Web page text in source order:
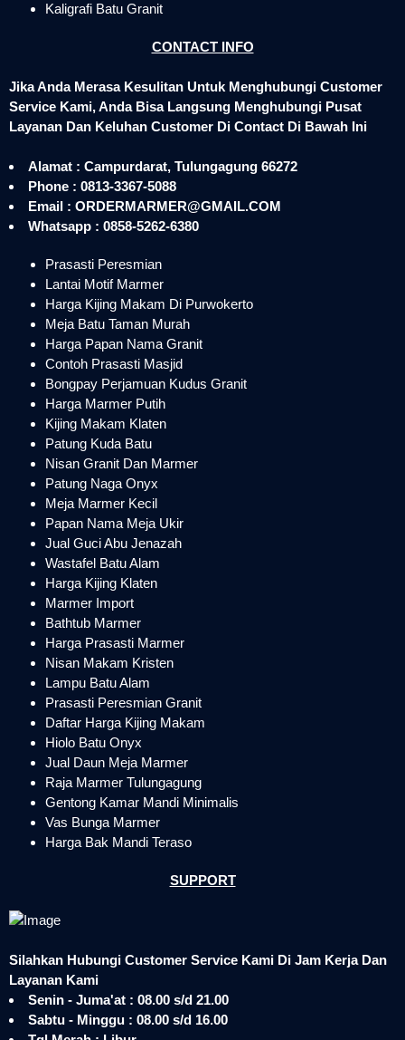
Kaligrafi Batu Granit
CONTACT INFO
Jika Anda Merasa Kesulitan Untuk Menghubungi Customer
Service Kami, Anda Bisa Langsung Menghubungi Pusat
Layanan Dan Keluhan Customer Di Contact Di Bawah Ini
Alamat : Campurdarat, Tulungagung 66272
Phone : 0813-3367-5088
Email : ORDERMARMER@GMAIL.COM
Whatsapp : 0858-5262-6380
Prasasti Peresmian
Lantai Motif Marmer
Harga Kijing Makam Di Purwokerto
Meja Batu Taman Murah
Harga Papan Nama Granit
Contoh Prasasti Masjid
Bongpay Perjamuan Kudus Granit
Harga Marmer Putih
Kijing Makam Klaten
Patung Kuda Batu
Nisan Granit Dan Marmer
Patung Naga Onyx
Meja Marmer Kecil
Papan Nama Meja Ukir
Jual Guci Abu Jenazah
Wastafel Batu Alam
Harga Kijing Klaten
Marmer Import
Bathtub Marmer
Harga Prasasti Marmer
Nisan Makam Kristen
Lampu Batu Alam
Prasasti Peresmian Granit
Daftar Harga Kijing Makam
Hiolo Batu Onyx
Jual Daun Meja Marmer
Raja Marmer Tulungagung
Gentong Kamar Mandi Minimalis
Vas Bunga Marmer
Harga Bak Mandi Teraso
SUPPORT
Silahkan Hubungi Customer Service Kami Di Jam Kerja Dan
Layanan Kami
Senin - Juma'at : 08.00 s/d 21.00
Sabtu - Minggu : 08.00 s/d 16.00